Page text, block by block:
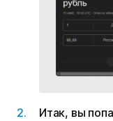
Итак, вы